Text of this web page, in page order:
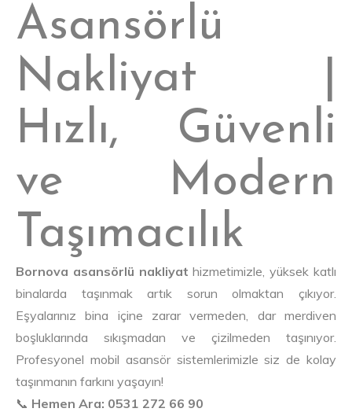
Asansörlü
Nakliyat |
Hızlı, Güvenli
ve Modern
Taşımacılık
Bornova asansörlü nakliyat hizmetimizle, yüksek katlı
binalarda taşınmak artık sorun olmaktan çıkıyor.
Eşyalarınız bina içine zarar vermeden, dar merdiven
boşluklarında sıkışmadan ve çizilmeden taşınıyor.
Profesyonel mobil asansör sistemlerimizle siz de kolay
taşınmanın farkını yaşayın!
📞 Hemen Ara: 0531 272 66 90